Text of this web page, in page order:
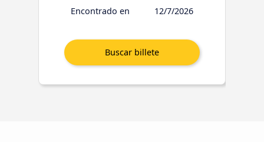
Encontrado en
12/7/2026